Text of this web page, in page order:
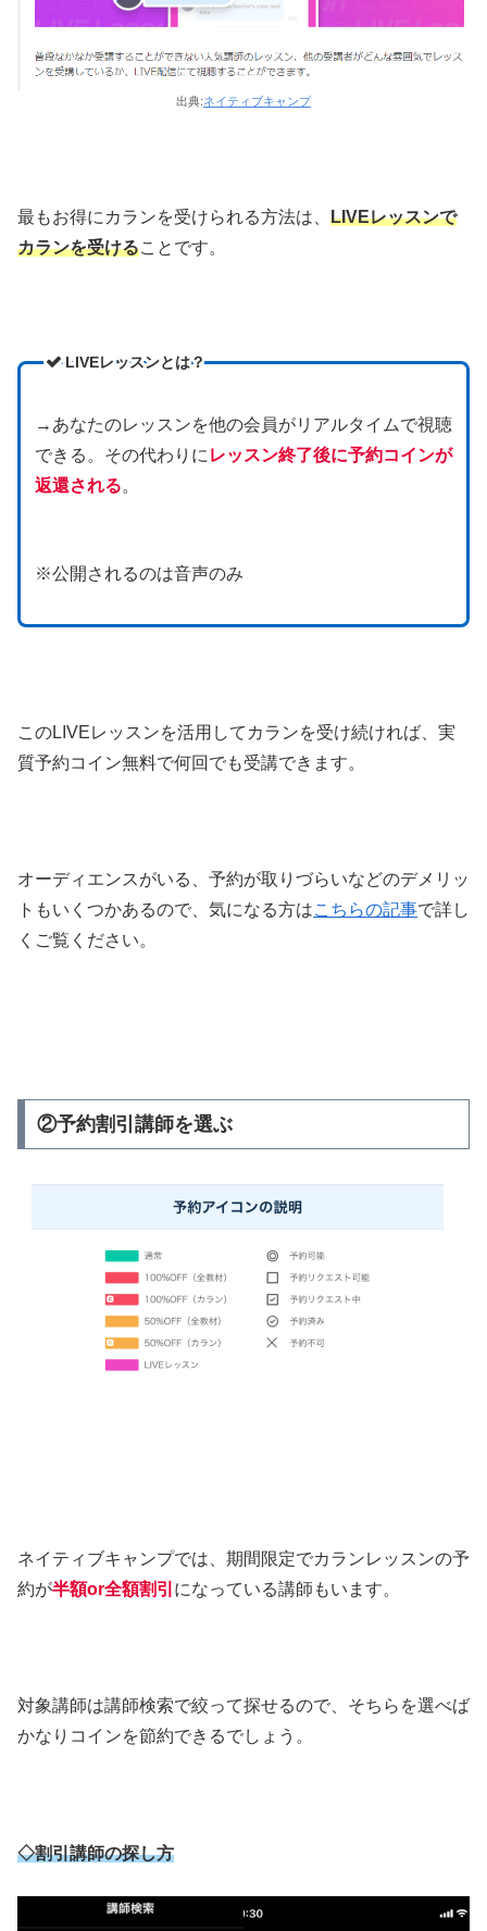
出典:ネイティブキャンプ
最もお得にカランを受けられる方法は、 LIVEレッスンで
カランを受けることです。
LIVEレッスンとは？
→あなたのレッスンを他の会員がリアルタイムで視聴
できる。その代わりに レッスン終了後に予約コインが
返還される。
※公開されるのは音声のみ
このLIVEレッスンを活用してカランを受け続ければ、実
質予約コイン無料で何回でも受講できます。
オーディエンスがいる、予約が取りづらいなどのデメリッ
トもいくつかあるので、気になる方はこちらの記事で詳し
くご覧ください。
②予約割引講師を選ぶ
ネイティブキャンプでは、期間限定でカランレッスンの予
約が半額or全額割引 になっている講師もいます。
対象講師は講師検索で絞って探せるので、そちらを選べば
かなりコインを節約できるでしょう。
◇割引講師の探し方